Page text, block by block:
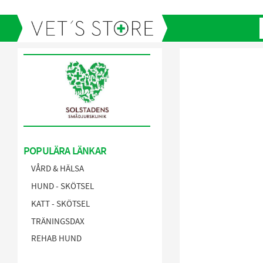
POPULÄRA LÄNKAR
VÅRD & HÄLSA
HUND - SKÖTSEL
KATT - SKÖTSEL
TRÄNINGSDAX
REHAB HUND